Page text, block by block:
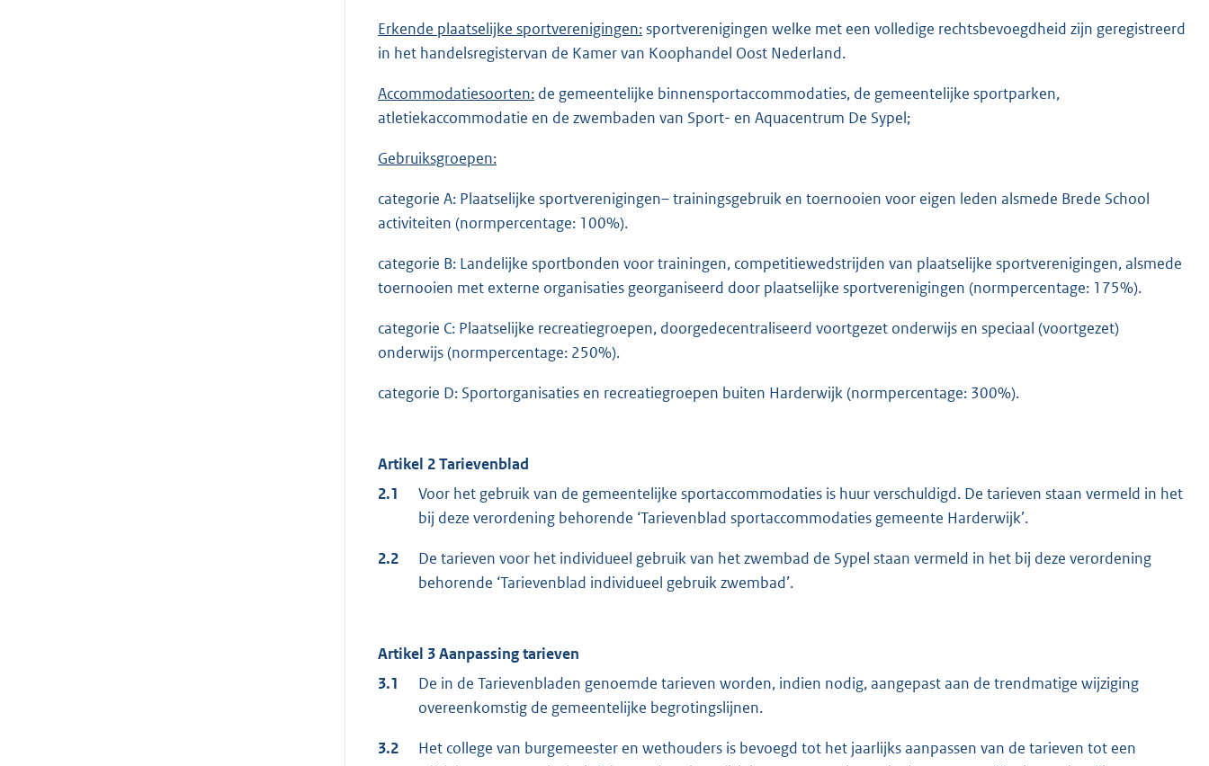
Erkende plaatselijke sportverenigingen:sportverenigingen welke met een volledige rechtsbevoegdheid zijn geregistreerd
in het handelsregistervan de Kamer van Koophandel Oost Nederland.
Accommodatiesoorten: de gemeentelijke binnensportaccommodaties, de gemeentelijke sportparken,
atletiekaccommodatie en de zwembaden van Sport- en Aquacentrum De Sypel;
Gebruiksgroepen:
categorie A: Plaatselijke sportverenigingen– trainingsgebruik en toernooien voor eigen leden alsmede Brede School
activiteiten (normpercentage: 100%).
categorie B: Landelijke sportbonden voor trainingen, competitiewedstrijden van plaatselijke sportverenigingen, alsmede
toernooien met externe organisaties georganiseerd door plaatselijke sportverenigingen (normpercentage: 175%).
categorie C: Plaatselijke recreatiegroepen, doorgedecentraliseerd voortgezet onderwijs en speciaal (voortgezet)
onderwijs (normpercentage: 250%).
categorie D: Sportorganisaties en recreatiegroepen buiten Harderwijk (normpercentage: 300%).
Artikel 2 Tarievenblad
2.1
Voor het gebruik van de gemeentelijke sportaccommodaties is huur verschuldigd. De tarieven staan vermeld in het
bij deze verordening behorende ‘Tarievenblad sportaccommodaties gemeente Harderwijk’.
2.2
De tarieven voor het individueel gebruik van het zwembad de Sypel staan vermeld in het bij deze verordening
behorende ‘Tarievenblad individueel gebruik zwembad’.
Artikel 3 Aanpassing tarieven
3.1
De in de Tarievenbladen genoemde tarieven worden, indien nodig, aangepast aan de trendmatige wijziging
overeenkomstig de gemeentelijke begrotingslijnen.
3.2
Het college van burgemeester en wethouders is bevoegd tot het jaarlijks aanpassen van de tarieven tot een